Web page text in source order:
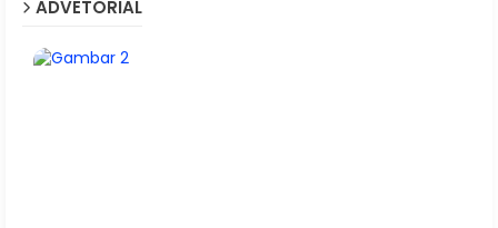
ADVETORIAL